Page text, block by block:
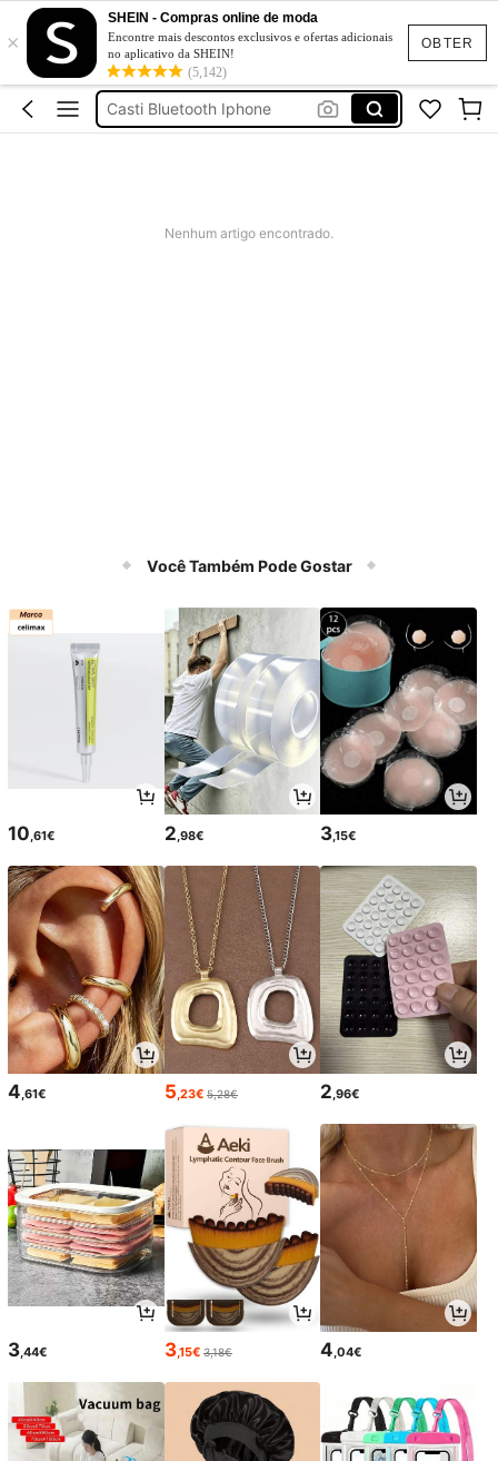
OBTER
×
SHEIN - Compras online de moda
Encontre mais descontos exclusivos e ofertas adicionais
no aplicativo da SHEIN!
(5,142)
Set Cu Top Fara Bretele
Căști Bluetooth
Geacă De Blugi Neagră
Casti Bluetooth Iphone
Nenhum artigo encontrado.
Você Também Pode Gostar
10 ,61€ 2 ,98€ 3,15€
4,61€ 5,23€ 5,28€ 2,96€
3,44€ 3,15€ 3,18€ 4,04€